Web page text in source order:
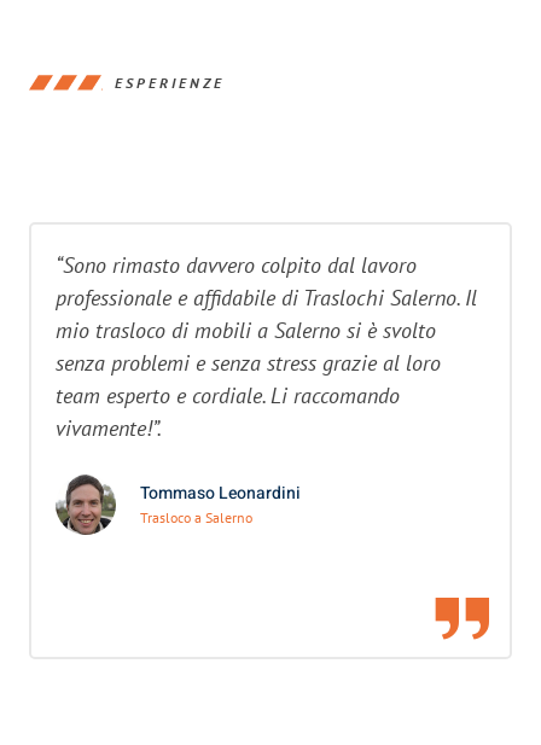
ESPERIENZE
“Sono rimasto davvero colpito dal lavoro
professionale e affidabile di Traslochi Salerno. Il
mio trasloco di mobili a Salerno si è svolto
senza problemi e senza stress grazie al loro
team esperto e cordiale. Li raccomando
vivamente!”.
Tommaso Leonardini
Trasloco a Salerno